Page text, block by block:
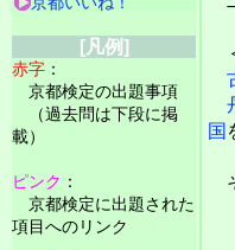
国
[凡例]
赤字 ：
京都検定の出題事項
（過去問は下段に掲
載）
ピンク ：
京都検定に出題された
項目へのリンク